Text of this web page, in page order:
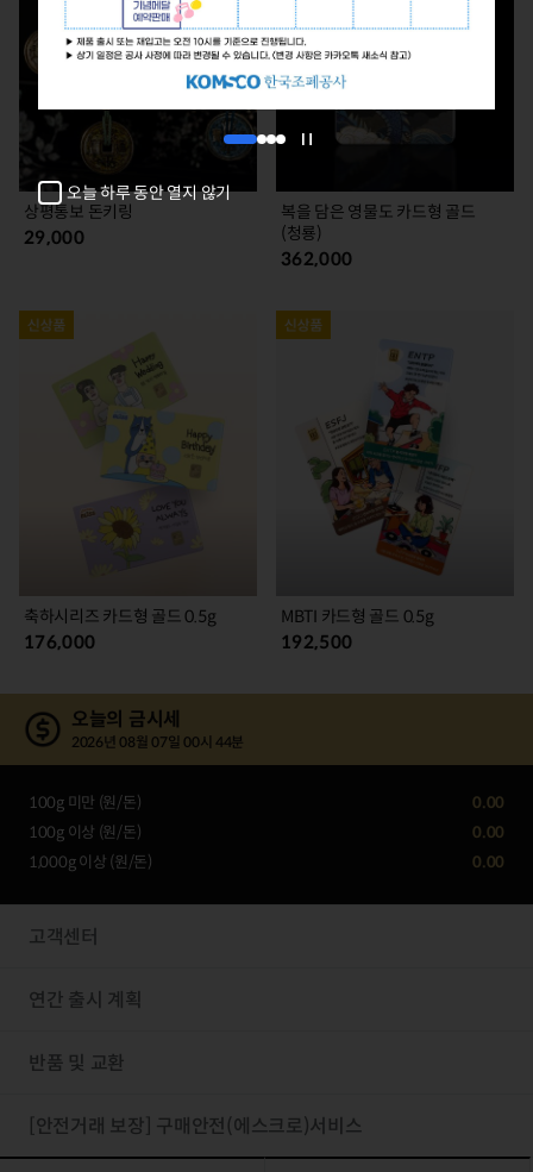
상평통보 돈키링
29,000
복을 담은 영물도 카드형 골드
(청룡)
362,000
축하시리즈 카드형 골드 0.5g
176,000
MBTI 카드형 골드 0.5g
192,500
오늘의 금시세
2026년 08월 07일 00시 44분
100g 미만 (원/돈)
0.00
100g 이상 (원/돈)
0.00
1,000g 이상 (원/돈)
0.00
고객센터
연간 출시 계획
반품 및 교환
[안전거래 보장] 구매안전(에스크로)서비스
1 234
자
넘
김
정
오늘 하루 동안 열지 않기